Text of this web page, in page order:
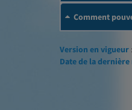
Comment
Version en vigueur
Date de la